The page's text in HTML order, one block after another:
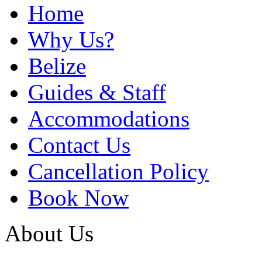
Home
Why Us?
Belize
Guides & Staff
Accommodations
Contact Us
Cancellation Policy
Book Now
About Us